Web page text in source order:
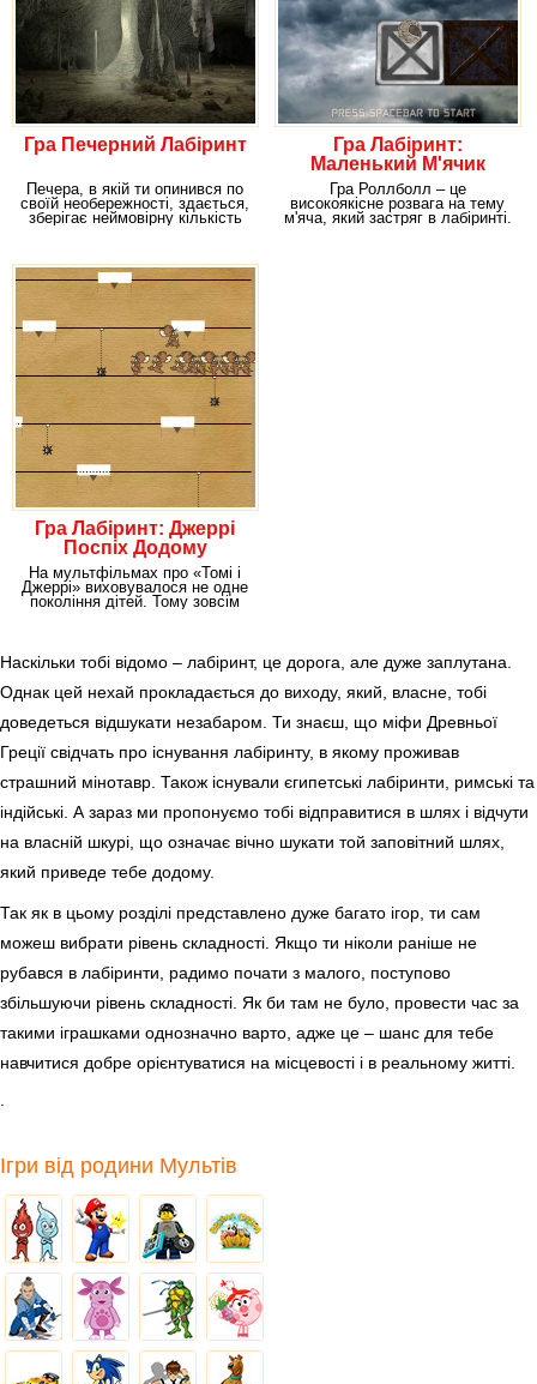
Гра Печерний Лабіринт
Печера, в якій ти опинився по
своїй необережності, здається,
зберігає неймовірну кількість
Гра Лабіринт:
Маленький М'ячик
Гра Роллболл – це
високоякісне розвага на тему
м'яча, який застряг в лабіринті.
Гра Лабіринт: Джеррі
Поспіх Додому
На мультфільмах про «Томі і
Джеррі» виховувалося не одне
покоління дітей. Тому зовсім
Наскільки тобі відомо – лабіринт, це дорога, але дуже заплутана.
Однак цей нехай прокладається до виходу, який, власне, тобі
доведеться відшукати незабаром. Ти знаєш, що міфи Древньої
Греції свідчать про існування лабіринту, в якому проживав
страшний мінотавр. Також існували єгипетські лабіринти, римські та
індійські. А зараз ми пропонуємо тобі відправитися в шлях і відчути
на власній шкурі, що означає вічно шукати той заповітний шлях,
який приведе тебе додому.
Так як в цьому розділі представлено дуже багато ігор, ти сам
можеш вибрати рівень складності. Якщо ти ніколи раніше не
рубався в лабіринти, радимо почати з малого, поступово
збільшуючи рівень складності. Як би там не було, провести час за
такими іграшками однозначно варто, адже це – шанс для тебе
навчитися добре орієнтуватися на місцевості і в реальному житті.
Ігри від родини Мультів